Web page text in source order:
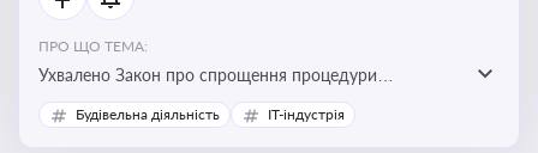
ПРО ЩО ТЕМА:
Ухвалено Закон про спрощення процедури
відведення земельних ділянок для розвитку цифрової
інфраструктури
Будівельна діяльність IT-індустрія